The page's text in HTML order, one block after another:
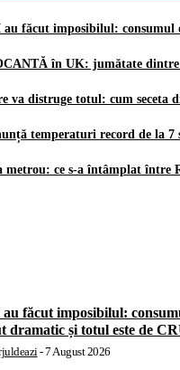
făcut imposibilul: consumul
în UK: jumătate dintre
va distruge totul: cum seceta
temperaturi record de la
metrou: ce s-a întâmplat între
făcut imposibilul:
dramatic și totul este de
-7 August 2026